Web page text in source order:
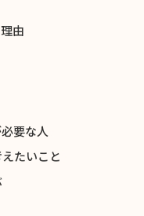
由
要な人
たいこと